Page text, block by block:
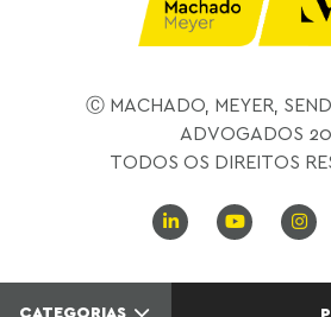
Ⓒ MACHADO, MEYER,
ADVOGADOS
TODOS OS DIREITOS
CATEGORIAS